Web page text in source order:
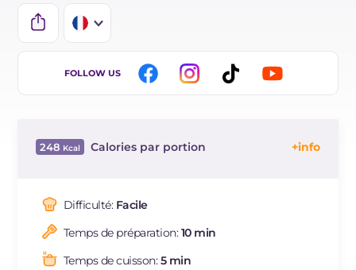
IT
DE
NL
FOLLOW US
248 Calories par portion
Dont sucres
Protéine
Graisses
Difficulté: Facile
Temps de préparation:10 min
Temps de cuisson:5 min